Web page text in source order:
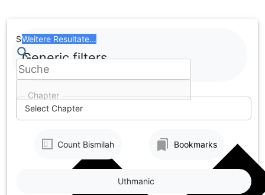
to
content
Chapter
Select Chapter
Search
Weitere Resultate...
Generic filters
Count Bismilah Bookmarks
Uthmanic